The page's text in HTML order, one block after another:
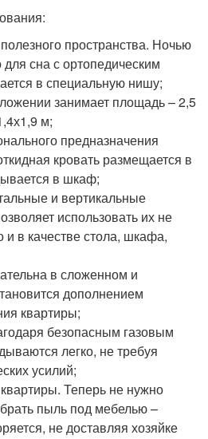
пространства. Ночью
сна с ортопедическим
в специальную нишу;
занимает площадь – 2,5
м;
предназначения
кровать размещается в
в шкаф;
и вертикальные
использовать их не
и в качестве стола, шкафа,
в сложенном и
дополнением
квартиры;
безопасным газовым
легко, не требуя
усилий;
Теперь не нужно
пыль под мебелью –
не доставляя хозяйке